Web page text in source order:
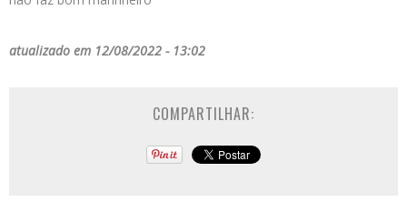
atualizado em 12/08/2022 - 13:02
COMPARTILHAR: